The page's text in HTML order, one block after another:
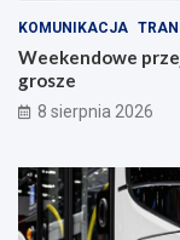
w
c
z
y
e
KOMUNIKACJA
Weekendowe
grosze
8 sierpnia 2026